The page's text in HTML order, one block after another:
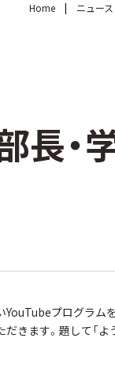
Home ニュース
長
プログラム
ます。題して「よう